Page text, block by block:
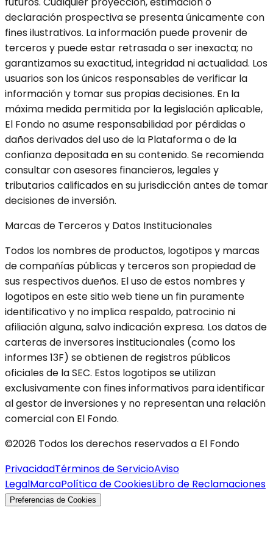
declaración prospectiva se presenta únicamente con
fines ilustrativos. La información puede provenir de
terceros y puede estar retrasada o ser inexacta; no
garantizamos su exactitud, integridad ni actualidad. Los
usuarios son los únicos responsables de verificar la
información y tomar sus propias decisiones. En la
máxima medida permitida por la legislación aplicable,
El Fondo no asume responsabilidad por pérdidas o
daños derivados del uso de la Plataforma o de la
confianza depositada en su contenido. Se recomienda
consultar con asesores financieros, legales y
tributarios calificados en su jurisdicción antes de tomar
decisiones de inversión.
Marcas de Terceros y Datos Institucionales
Todos los nombres de productos, logotipos y marcas
de compañías públicas y terceros son propiedad de
sus respectivos dueños. El uso de estos nombres y
logotipos en este sitio web tiene un fin puramente
identificativo y no implica respaldo, patrocinio ni
afiliación alguna, salvo indicación expresa. Los datos de
carteras de inversores institucionales (como los
informes 13F) se obtienen de registros públicos
oficiales de la SEC. Estos logotipos se utilizan
exclusivamente con fines informativos para identificar
al gestor de inversiones y no representan una relación
comercial con El Fondo.
©2026 Todos los derechos reservados a El Fondo
PrivacidadTérminos de ServicioAviso
LegalMarcaPolítica de CookiesLibro de Reclamaciones
Preferencias de Cookies